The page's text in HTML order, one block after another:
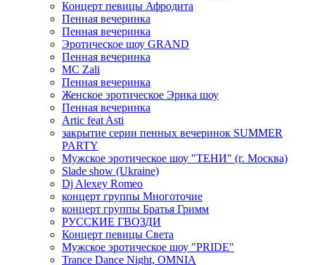
Концерт певицы Афродита
Пенная вечеринка
Пенная вечеринка
Эротическое шоу GRAND
Пенная вечеринка
MC Zali
Пенная вечеринка
Женское эротическое Эрика шоу
Пенная вечеринка
Artic feat Asti
закрытие серии пенных вечеринок SUMMER
PARTY
Мужское эротическое шоу "ТЕНИ" (г. Москва)
Slade show (Ukraine)
Dj Alexey Romeo
концерт группы Многоточие
концерт группы Братья Гримм
РУССКИЕ ГВОЗДИ
Концерт певицы Света
Мужское эротическое шоу "PRIDE"
Trance Dance Night, OMNIA